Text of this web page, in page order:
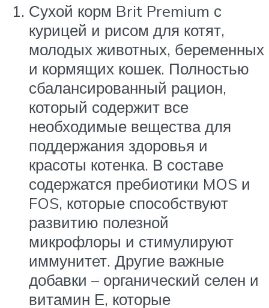
Сухой корм Brit Premium с
курицей и рисом для котят,
молодых животных, беременных
и кормящих кошек. Полностью
сбалансированный рацион,
который содержит все
необходимые вещества для
поддержания здоровья и
красоты котенка. В составе
содержатся пребиотики MOS и
FOS, которые способствуют
развитию полезной
микрофлоры и стимулируют
иммунитет. Другие важные
добавки – органический селен и
витамин Е, которые